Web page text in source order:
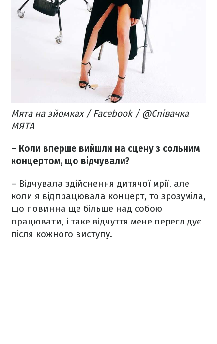
Мята на зйомках / Facebook / @Співачка
МЯТА
– Коли вперше вийшли на сцену з сольним
концертом, що відчували?
– Відчувала здійснення дитячої мрії, але
коли я відпрацювала концерт, то зрозуміла,
що повинна ще більше над собою
працювати, і таке відчуття мене переслідує
після кожного виступу.